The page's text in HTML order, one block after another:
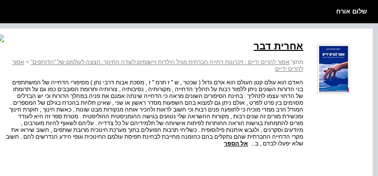
שלום אורח
אחרית דבר
מתוך:אסור להרים ידיים : זיכרונות דחייה חברתית מגיל הילדות ויישומים לשדה החינוך: הצצה לעולמם של "הדוּחפים" > אסור
להרים ידיים
האדם הוא עולם קטן העולם הוא אדם גדול ( שכטר , ש " ז תרמ " ז , מסכת אבות דרבי נתן ) מסיפורי הדחייה של המשתתפים
בני הדורות השונים ניתן ללמוד רבות על תהליך הדחייה , מקורותיה , נסיבותיה , צורותיה ותרומת הסובבים כמו גם על תרומתו
של הדחוי עצמו לתהליך . בחינת הסיפורים השונים מראה כי הדחייה שינתה אמנם את פניה במהלך הדורות וכי יש הבדלים
מסוימים בין פרט לפרט , אולם ניתן גם למצוא בהם השפעות מסדר ראשון או שני , שאינן תלויות בהכרח בגילם של המספרים .
המודל הרב ממדי מוכיח כי לתופעה פנים רבות וכי חשוב לראות ולהכיר אותה מנקודות מבט שונות . כאשת חינוך , חוקרת חינוך
ומכשירת מורים זה שנים רבות , מקורות ההשראה שלי נטועים בגישה ההומניסטית ההוליסטית . מטרת ספר זה היא לעודד
מורים להתמחות בגישות הוראה החותרות לפיתוח אישיותה של תלמידיהם על כל צדדיה . עליהם לשאוף להיות מעורבים ,
מיודעים וסקרנים , ולגבש איתנות פילוסופית . כשליחי תרבות הפועלים בתוך מערכת חינוכית מרובת שותפים , חשוב שיראו את
מקרי הדחייה החברתית שהם נתקלים בהם כהזמנה מחייבת לבחינת תפיסת עולמם החינוכית וגופי הידע הנדרשים להם . חשוב
שלא יפעלו לבדם , ב... אל הספר